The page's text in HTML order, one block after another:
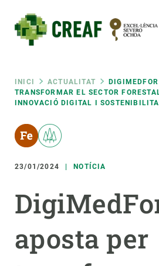
contingut
Fil
d'ariadna
INICI ACTUALITAT
TRANSFORMAR EL SECTOR
INNOVACIÓ DIGITAL I
23/01/2024 NOTÍCIA
aposta per
RRSS
Featured
responsive
Responsive
menu
RECERCA
CIÈNCIA EN ACCIÓ